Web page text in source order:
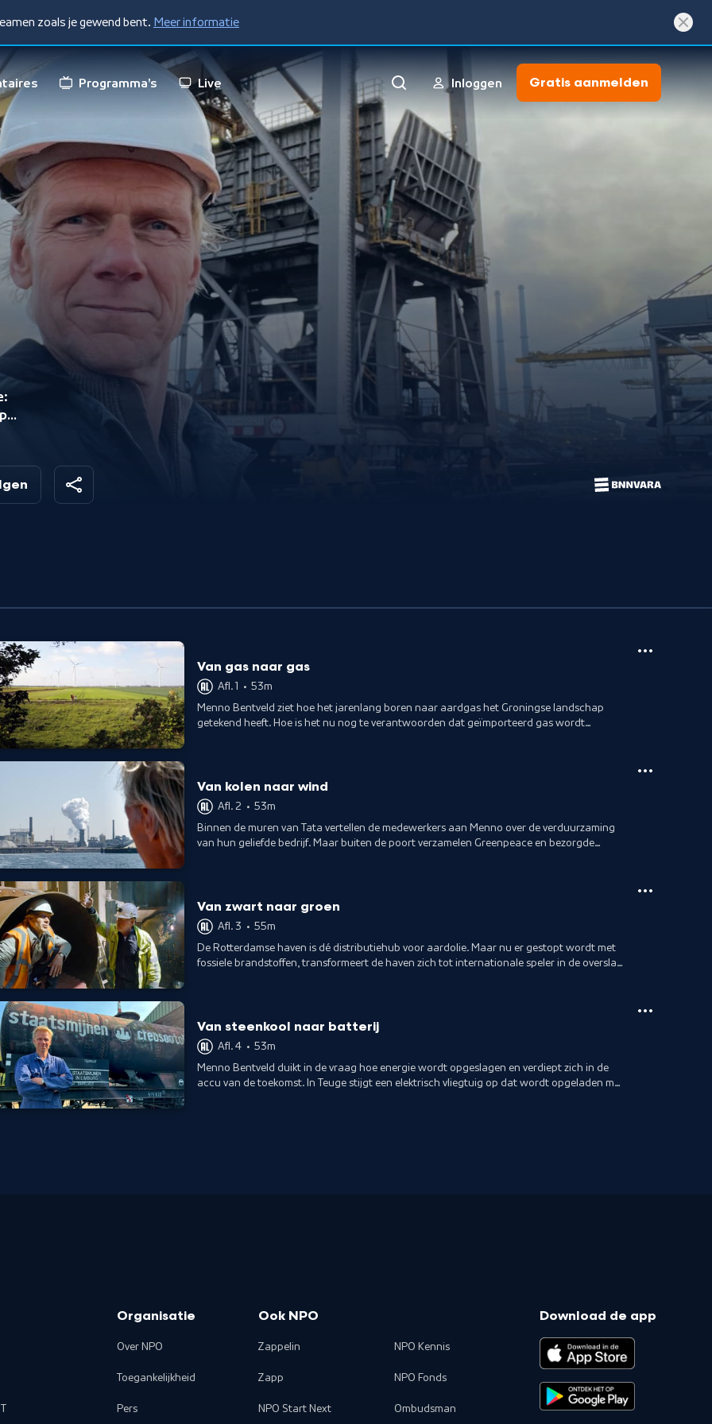
zoals je gewend bent. Meer informatie
Programma's Live Inloggen Gratis aanmelden
Van gas naar gas
Afl. 1 • 53m
Menno Bentveld ziet hoe het jarenlang boren naar aardgas het Groningse landschap
getekend heeft. Hoe is het nu nog te verantwoorden dat geïmporteerd gas wordt
Van kolen naar wind
Afl. 2 • 53m
Binnen de muren van Tata vertellen de medewerkers aan Menno over de verduurzaming
van hun geliefde bedrijf. Maar buiten de poort verzamelen Greenpeace en bezorgde
Van zwart naar groen
Afl. 3 • 55m
De Rotterdamse haven is dé distributiehub voor aardolie. Maar nu er gestopt wordt met
fossiele brandstoffen, transformeert de haven zich tot internationale speler in de overslag
Van steenkool naar batterij
Afl. 4 • 53m
Menno Bentveld duikt in de vraag hoe energie wordt opgeslagen en verdiept zich in de
accu van de toekomst. In Teuge stijgt een elektrisch vliegtuig op dat wordt opgeladen met
Organisatie
Over NPO
Toegankelijkheid
Pers
Ook NPO
Zappelin
Zapp
NPO Start Next
NPO Kennis
NPO Fonds
Ombudsman
Download de app